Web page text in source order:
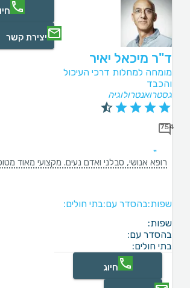
ד"ר מיכאל יאיר
מומחה למחלות דרכי העיכול
והכבד
גסטרואנטרולוגיה
754
רופא אנושי, סבלני ואדם נעים. מקצועי מאוד
שפות:בהסדר עם:בתי חולים:
שפות:
בהסדר עם:
בתי חולים:
יצירת קשר
חיוג